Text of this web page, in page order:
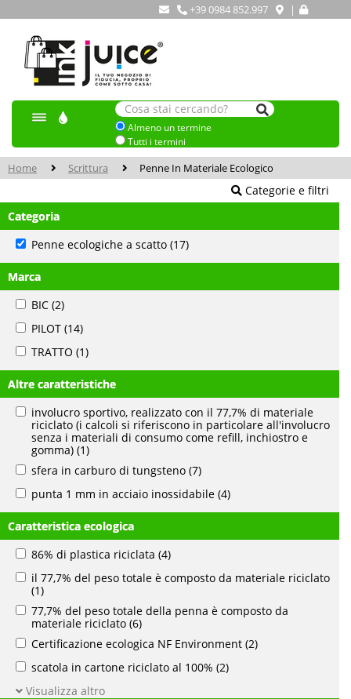
+39 0984 852.997 |
Almeno un termine
Tutti i termini
Home Scrittura Penne In Materiale Ecologico
Categorie e filtri
Categoria
Penne ecologiche a scatto (17)
Marca
BIC (2)
PILOT (14)
TRATTO (1)
Altre caratteristiche
involucro sportivo, realizzato con il 77,7% di materiale
riciclato (i calcoli si riferiscono in particolare all'involucro
senza i materiali di consumo come refill, inchiostro e
gomma) (1)
sfera in carburo di tungsteno (7)
punta 1 mm in acciaio inossidabile (4)
Caratteristica ecologica
86% di plastica riciclata (4)
il 77,7% del peso totale è composto da materiale riciclato
(1)
77,7% del peso totale della penna è composto da
materiale riciclato (6)
Certificazione ecologica NF Environment (2)
scatola in cartone riciclato al 100% (2)
Visualizza altro